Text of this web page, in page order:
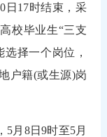
17时结束，采
校毕业生“三支
择一个岗位，
户籍(或生源)岗
月8日9时至5月